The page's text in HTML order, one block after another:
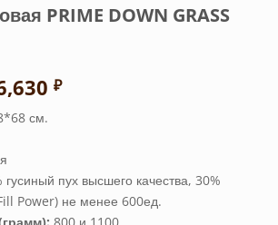
PRIME DOWN GRASS
₽Диапазон
см.
гусиный пух высшего качества, 30%
Power) не менее 600ед.